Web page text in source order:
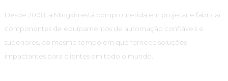
Desde 2008, a Mingxin está comprometida em projetar e fabricar
componentes de equipamentos de automação confiáveis ​​e
superiores, ao mesmo tempo em que fornece soluções
impactantes para clientes em todo o mundo.